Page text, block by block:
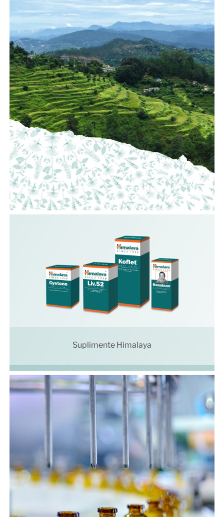
Suplimente Himalaya